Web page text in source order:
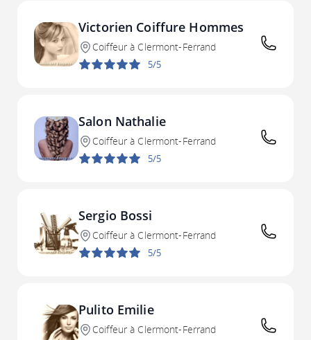
Victorien Coiffure Hommes
Coiffeur à Clermont-Ferrand
5/5
Salon Nathalie
Coiffeur à Clermont-Ferrand
5/5
Sergio Bossi
Coiffeur à Clermont-Ferrand
5/5
Pulito Emilie
Coiffeur à Clermont-Ferrand